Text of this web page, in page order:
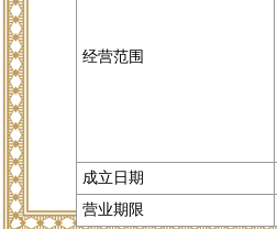
经营范围
成立日期
营业期限